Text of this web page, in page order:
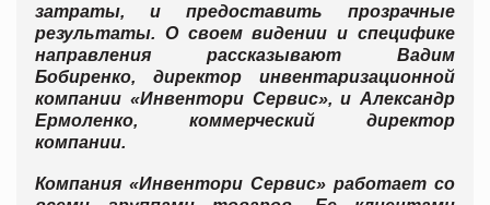
затраты, и предоставить прозрачные
результаты. О своем видении и специфике
направления рассказывают Вадим
Бобиренко, директор инвентаризационной
компании «Инвентори Сервис», и Александр
Ермоленко, коммерческий директор
компании.
Компания «Инвентори Сервис» работает со